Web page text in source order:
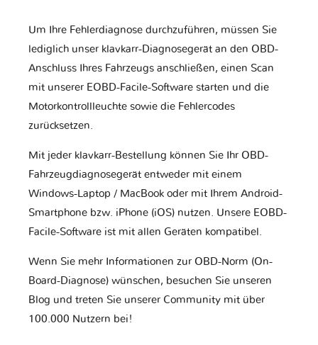
Um Ihre Fehlerdiagnose durchzuführen, müssen Sie
lediglich unser klavkarr-Diagnosegerät an den OBD-
Anschluss Ihres Fahrzeugs anschließen, einen Scan
mit unserer EOBD-Facile-Software starten und die
Motorkontrollleuchte sowie die Fehlercodes
zurücksetzen.
Mit jeder klavkarr-Bestellung können Sie Ihr OBD-
Fahrzeugdiagnosegerät entweder mit einem
Windows-Laptop / MacBook oder mit Ihrem Android-
Smartphone bzw. iPhone (iOS) nutzen. Unsere EOBD-
Facile-Software ist mit allen Geräten kompatibel.
Wenn Sie mehr Informationen zur OBD-Norm (On-
Board-Diagnose) wünschen, besuchen Sie unseren
Blog und treten Sie unserer Community mit über
100.000 Nutzern bei!